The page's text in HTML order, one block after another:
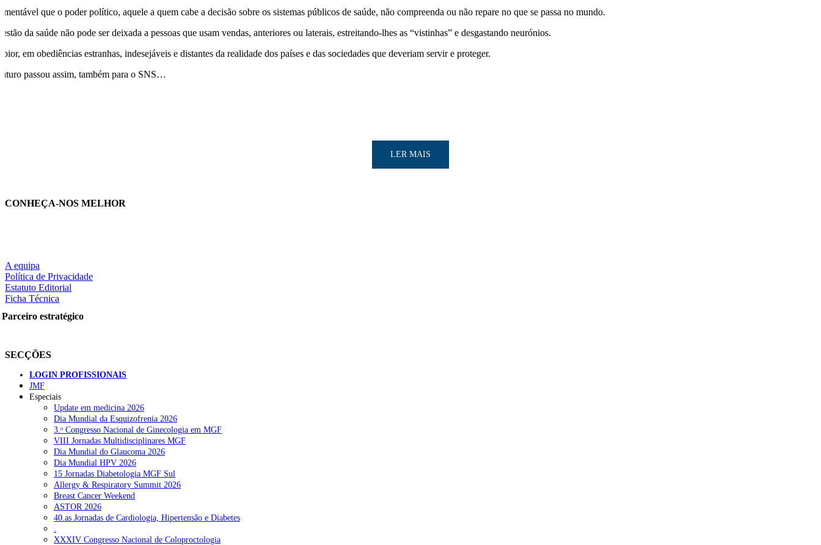
que o poder político, aquele a quem cabe a decisão sobre os sistemas públicos de saúde, não compreenda ou não repare no que se passa no mundo.
da saúde não pode ser deixada a pessoas que usam vendas, anteriores ou laterais, estreitando-lhes as “vistinhas” e desgastando neurónios.
pior, em obediências estranhas, indesejáveis e distantes da realidade dos países e das sociedades que deveriam servir e proteger.
passou assim, também para o SNS…
RECENTES
ULS Alto Alentejo e IPO de Lisboa reforçam cooperação em Oncologia, formação e investigação
Montenegro defende gestão pública ou privada para garantir médicos de família
Governo admite cobrar taxas a utentes que recusem vaga em cuidados continuados
Estudo aponta potencial da casca de maracujá-roxo no controlo da inflamação da asma
MAIS LIDAS
Enfermagem Forense. “Da urgência ao tribunal, cada gesto conta e cada profissional faz a diferença”
202 visualizações
LER MAIS
CONHEÇA-NOS MELHOR
A equipa
Política de Privacidade
Estatuto Editorial
Ficha Técnica
Parceiro estratégico
SECÇÕES
LOGIN PROFISSIONAIS
JMF
Especiais
Update em medicina 2026
Dia Mundial da Esquizofrenia 2026
3.ᵒ Congresso Nacional de Ginecologia em MGF
VIII Jornadas Multidisciplinares MGF
Dia Mundial do Glaucoma 2026
Dia Mundial HPV 2026
15 Jornadas Diabetologia MGF Sul
Allergy & Respiratory Summit 2026
Breast Cancer Weekend
ASTOR 2026
40.as Jornadas de Cardiologia, Hipertensão e Diabetes
.
XXXIV Congresso Nacional de Coloproctologia